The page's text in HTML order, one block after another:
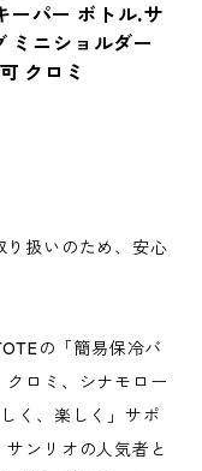
パー ボトル.サ
ミニショルダー
クロミ
り扱いのため、安心
の「簡易保冷バ
クロミ、シナモロー
く、楽しく」サポ
ンリオの人気者と